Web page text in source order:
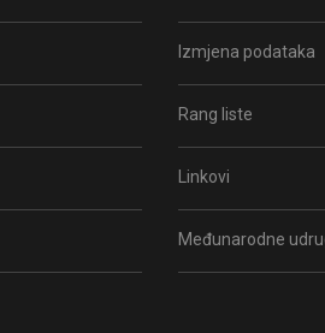
Izmjena podataka
Rang liste
Linkovi
Međunarodne